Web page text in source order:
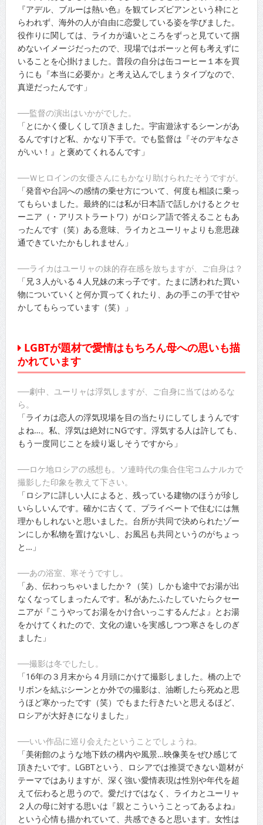
『アデル、ブルーは熱い色』を観てレズビアンという枠にと
らわれず、海外の人が自由に恋愛している姿を学びました。
役作りに関しては、ライカが遠いところをずっと見ていて掴
めないイメージだったので、現場ではボーッと何も考えずに
いることを心掛けました。普段の自分は缶コーヒー１本を買
うにも『本当に必要か』と考え込んでしまうタイプなので、
真逆だったんです」
──監督の演出はいかがでした。
「とにかく優しくして頂きました。宇宙遊泳するシーンがあ
るんですけど私、かなり下手で。でも監督は『そのデキなさ
がいい！』と褒めてくれるんです」
──Ｗヒロインの女優さんにもかなり助けられたそうですが。
「発音や台詞への感情の乗せ方について、何度も相談に乗っ
てもらいました。最終的には私が日本語で話しかけるとクセ
ーニア（・アリストラートワ）がロシア語で答えることもあ
ったんです（笑）ある意味、ライカとユーリャよりも意思疎
通できていたかもしれません」
──ライカはユーリャの妹的存在感を放ちますが、ご自身は？
「兄３人がいる４人兄妹の末っ子です。たまに誘われた買い
物についていくと何か買ってくれたり、あの手この手で甘や
かしてもらっています（笑）」
LGBTが題材で愛情はもちろん母への思いも描
かれています
──劇中、ユーリャは浮気しますが、ご自身に当てはめるな
ら。
「ライカは恋人の浮気現場を目の当たりにしてしまうんです
よね…。私、浮気は絶対にNGです。浮気する人は許しても、
もう一度同じことを繰り返しそうですから」
──ロケ地ロシアの感想も。ソ連時代の集合住宅コムナルカで
撮影した印象を教えて下さい。
「ロシアに詳しい人によると、残っている建物のほうが珍し
いらしいんです。確かに古くて、プライベートで住むには無
理かもしれないと思いました。台所が共同で決められたゾー
ンにしか私物を置けないし、お風呂も共同というのがちょっ
と…」
──あの浴室、寒そうですし。
「あ、伝わっちゃいましたか？（笑）しかも途中でお湯が出
なくなってしまったんです。私があたふたしていたらクセー
ニアが『こうやってお湯をかけ合いっこするんだよ』とお湯
をかけてくれたので、文化の違いを実感しつつ寒さをしのぎ
ました」
──撮影は冬でしたし。
「16年の３月末から４月頭にかけて撮影しました。橋の上で
リボンを結ぶシーンとか外での撮影は、油断したら死ぬと思
うほど寒かったです（笑）でもまた行きたいと思えるほど、
ロシアが大好きになりました」
──いい作品に巡り会えたということでしょうね。
「美術館のような地下鉄の構内や風景…映像美をぜひ感じて
頂きたいです。LGBTという、ロシアでは推奨できない題材が
テーマではありますが、深く強い愛情表現は性別や年代を超
えて伝わると思うので。愛だけではなく、ライカとユーリャ
２人の母に対する思いは『親とこういうことってあるよね』
という心情も描かれていて、共感できると思います。女性は